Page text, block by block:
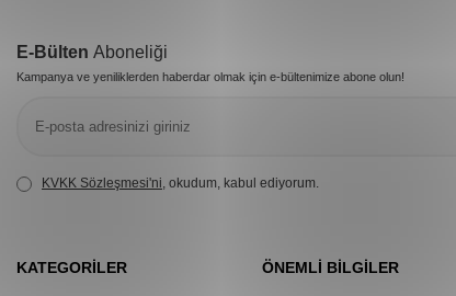
E-Bülten Aboneliği
Kampanya ve yeniliklerden haberdar olmak için e-bültenimize abone olun!
KVKK Sözleşmesi'ni , okudum, kabul ediyorum.
KATEGORILER ÖNEMLI BILGILER